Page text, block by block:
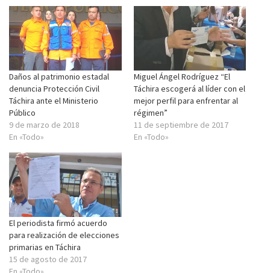
Daños al patrimonio estadal
denuncia Protección Civil
Táchira ante el Ministerio
Público
9 de marzo de 2018
En «Todo»
Miguel Ángel Rodríguez “El
Táchira escogerá al líder con el
mejor perfil para enfrentar al
régimen”
11 de septiembre de 2017
En «Todo»
El periodista firmó acuerdo
para realización de elecciones
primarias en Táchira
15 de agosto de 2017